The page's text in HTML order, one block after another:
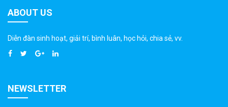
ABOUT US
Diễn đàn sinh hoạt, giải trí, bình luân, học hỏi, chia sẻ, vv.
NEWSLETTER